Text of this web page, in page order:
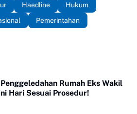
Haedline
Hukum
Pemerintahan
Rumah Eks Wakil
Hari Sesuai Prosedur!